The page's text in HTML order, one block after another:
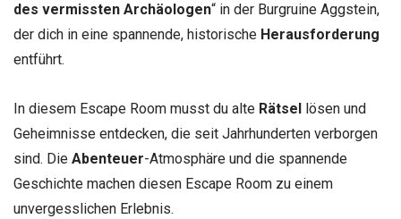
des vermissten Archäologen“ in der Burgruine Aggstein,
der dich in eine spannende, historische Herausforderung
entführt.
In diesem Escape Room musst du alte Rätsel
lösen und
Geheimnisse entdecken, die seit Jahrhunderten verborgen
sind. Die Abenteuer-Atmosphäre und die spannende
Geschichte machen diesen Escape Room zu einem
unvergesslichen Erlebnis.